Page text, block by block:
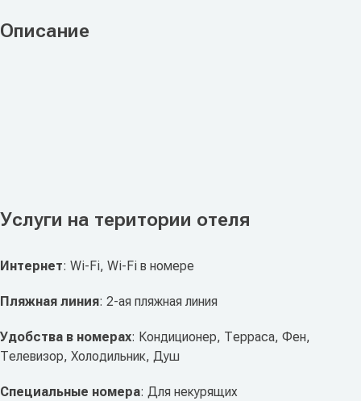
Описание
Услуги на територии отеля
Интернет: Wi-Fi, Wi-Fi в номере
Пляжная линия: 2-ая пляжная линия
Удобства в номерах: Кондиционер, Терраса, Фен,
Телевизор, Холодильник, Душ
Специальные номера: Для некурящих